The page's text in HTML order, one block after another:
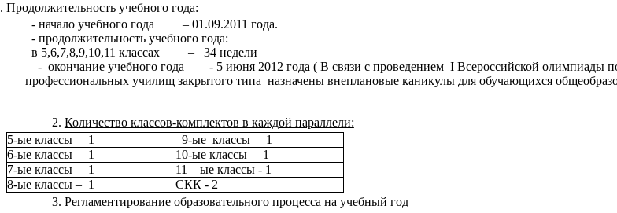
Продолжительность учебного года:
- начало учебного года – 01.09.2011 года.
- продолжительность учебного года:
в 5,6,7,8,9,10,11 классах – 34 недели
- окончание учебного года - 5 июня 2012 года ( В связи с проведением I Всероссийской олимпиады
профессиональных училищ закрытого типа назначены внеплановые каникулы для обучающихся
Количество классов-комплектов в каждой параллели:
5-ые классы – 1
9-ые классы – 1
6-ые классы – 1
10-ые классы – 1
7-ые классы – 1
11 – ые классы - 1
8-ые классы – 1
СКК - 2
Регламентирование образовательного процесса на учебный год